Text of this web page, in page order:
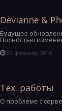
Devianne &
Будущее
Полностью
20 февраля, 2018
Тех. работы
О проблеме с